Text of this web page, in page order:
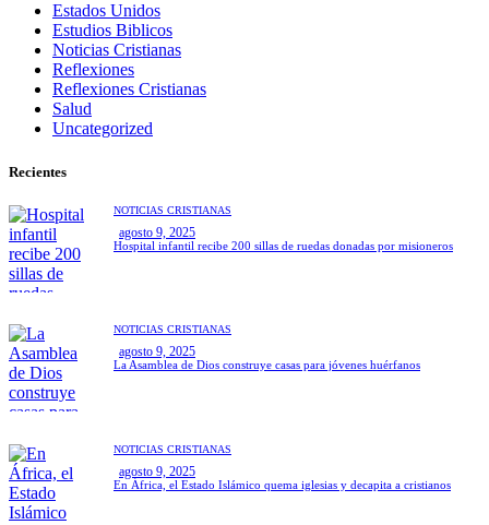
Estados Unidos
Estudios Biblicos
Noticias Cristianas
Reflexiones
Reflexiones Cristianas
Salud
Uncategorized
Recientes
NOTICIAS CRISTIANAS
agosto 9, 2025
Hospital infantil recibe 200 sillas de ruedas donadas por misioneros
NOTICIAS CRISTIANAS
agosto 9, 2025
La Asamblea de Dios construye casas para jóvenes huérfanos
NOTICIAS CRISTIANAS
agosto 9, 2025
En África, el Estado Islámico quema iglesias y decapita a cristianos